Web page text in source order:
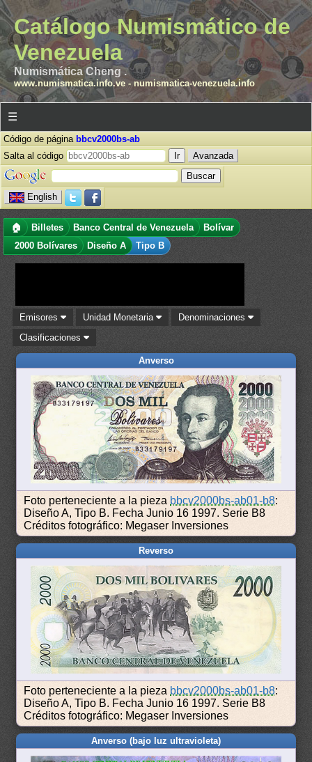
Catálogo Numismático de
Venezuela
Numismática Cheng .
www.numismatica.info.ve- numismatica-venezuela.info
☰
Código de página bbcv2000bs-ab
Salta al código
Avanzada
English
🏠 Billetes Banco Central de Venezuela
Bolívar
2000 Bolívares
Diseño A Tipo B
Emisores Unidad Monetaria
Denominaciones
Clasificaciones
Anverso
Foto perteneciente a la pieza bbcv2000bs-ab01-b8:
Diseño A, Tipo B. Fecha Junio 16 1997. Serie B8
Créditos fotográfico: Megaser Inversiones
Reverso
Foto perteneciente a la pieza bbcv2000bs-ab01-b8:
Diseño A, Tipo B. Fecha Junio 16 1997. Serie B8
Créditos fotográfico: Megaser Inversiones
Anverso (bajo luz ultravioleta)